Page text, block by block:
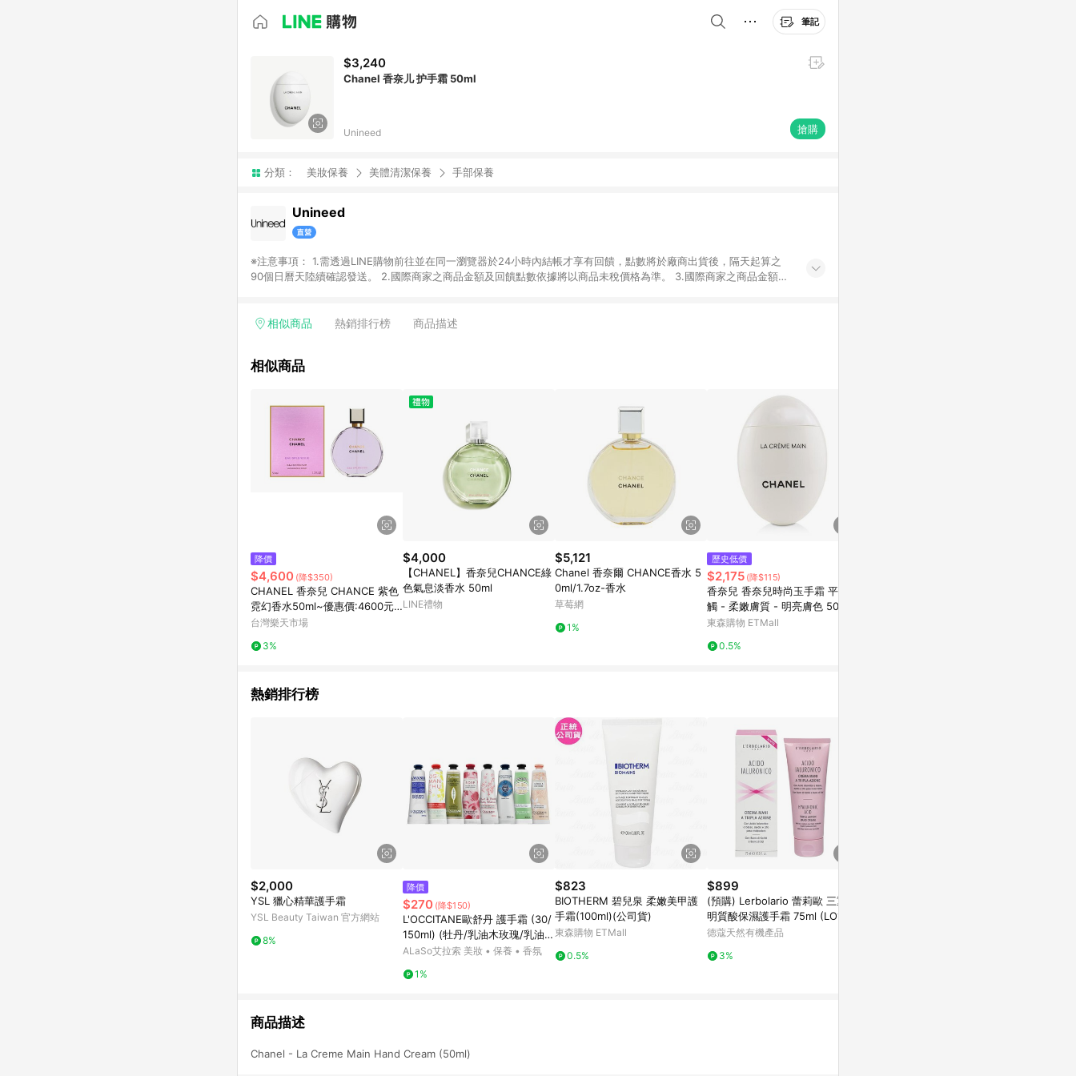
筆記
$3,240
Chanel 香奈儿 护手霜 50ml
Unineed 搶購
分類： 美妝保養 美體清潔保養 手部保養
Unineed
※注意事項： 1.需透過LINE購物前往並在同一瀏覽器於24小時內結帳才享有回饋，點數將於廠商出貨後，隔天起算之
90個日曆天陸續確認發送。 2.國際商家之商品金額及回饋點數依據將以商品未稅價格為準。 3.國際商家之商品金額可
相似商品 熱銷排行榜 商品描述
相似商品
降價
$4,600 (降$350)
CHANEL 香奈兒 CHANCE 紫色
霓幻香水50ml~優惠價:4600元
｜岡山戀香水
台灣樂天市場
3%
$4,000
【CHANEL】香奈兒CHANCE綠
色氣息淡香水 50ml
LINE禮物
$5,121
Chanel 香奈爾 CHANCE香水 5
0ml/1.7oz-香水
草莓網
1%
歷史低價
$2,175 (降$115)
香奈兒 香奈兒時尚玉手霜 平滑膚
觸 - 柔嫩膚質 - 明亮膚色 50ml/
1.7oz
東森購物 ETMall
0.5%
熱銷排行榜
$2,000
YSL 獵心精華護手霜
YSL Beauty Taiwan 官方網站
8%
降價
$270 (降$150)
L'OCCITANE歐舒丹 護手霜 (30/
150ml) (牡丹/乳油木玫瑰/乳油
木/玫瑰花園/櫻花/自然秘境乳油
杏仁)
ALaSo艾拉索 美妝 • 保養 • 香氛
1%
$823
BIOTHERM 碧兒泉 柔嫩美甲護
手霜(100ml)(公司貨)
東森購物 ETMall
0.5%
$899
(預購) Lerbolario 蕾莉歐 三重透
明質酸保濕護手霜 75ml (LO165)
德蔻天然有機產品
3%
商品描述
Chanel - La Creme Main Hand Cream (50ml)